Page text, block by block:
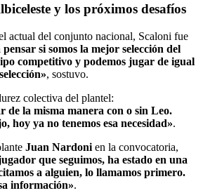
y los próximos desafíos
actual del conjunto nacional, Scaloni fue
si somos la mejor selección del
competitivo y podemos jugar de igual
, sostuvo.
colectiva del plantel:
de la misma manera con o sin Leo.
hoy ya no tenemos esa necesidad».
Juan Nardoni en la convocatoria,
que seguimos, ha estado en una
a alguien, lo llamamos primero.
información».